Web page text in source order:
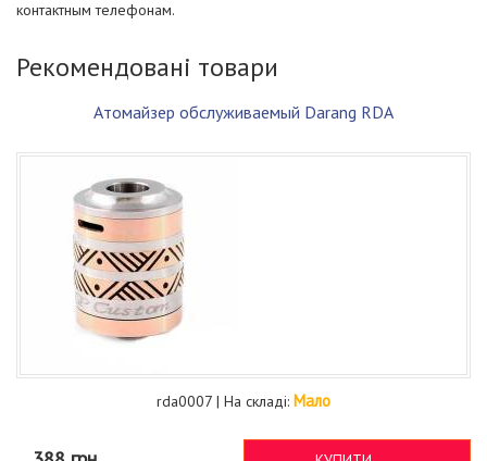
контактным телефонам.
Рекомендовані товари
Атомайзер обслуживаемый Darang RDA
rda0007 | На складі: Мало